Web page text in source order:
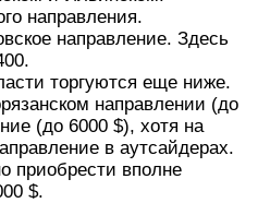
направления.
направление. Здесь
торгуются еще ниже.
направлении (до
(до 6000 $), хотя на
в аутсайдерах.
приобрести вполне
$.